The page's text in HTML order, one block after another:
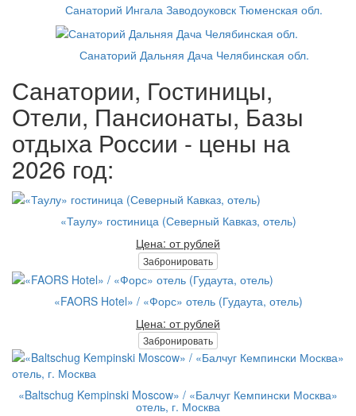
Санаторий Ингала Заводоуковск Тюменская обл.
Санаторий Дальняя Дача Челябинская обл.
Санатории, Гостиницы,
Отели, Пансионаты, Базы
отдыха России - цены на
2026 год:
«Таулу» гостиница (Северный Кавказ, отель)
Цена: от рублей
Забронировать
«FAORS Hotel» / «Форс» отель (Гудаута, отель)
Цена: от рублей
Забронировать
«Baltschug Kempinski Moscow» / «Балчуг Кемпински Москва»
отель, г. Москва